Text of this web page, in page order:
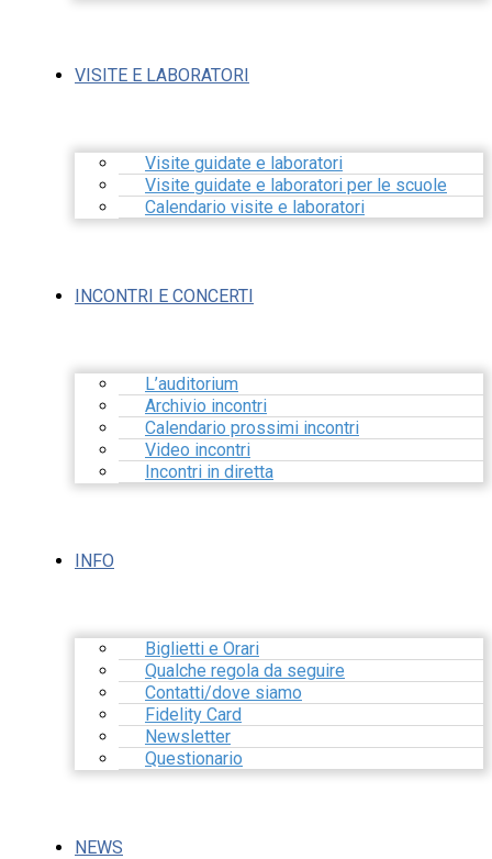
VISITE E LABORATORI
Visite guidate e laboratori
Visite guidate e laboratori per le scuole
Calendario visite e laboratori
INCONTRI E CONCERTI
L’auditorium
Archivio incontri
Calendario prossimi incontri
Video incontri
Incontri in diretta
INFO
Biglietti e Orari
Qualche regola da seguire
Contatti/dove siamo
Fidelity Card
Newsletter
Questionario
NEWS